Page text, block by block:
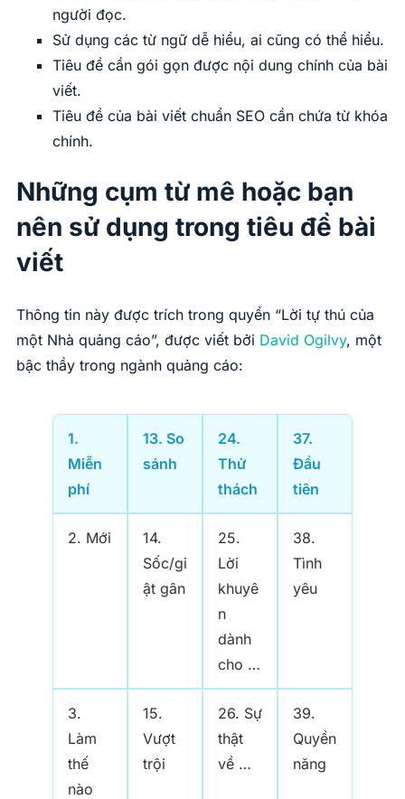
người đọc.
Sử dụng các từ ngữ dễ hiểu, ai cũng có thể hiểu.
Tiêu đề cần gói gọn được nội dung chính của bài
viết.
Tiêu đề của bài viết chuẩn SEO cần chứa từ khóa
chính.
Những cụm từ mê hoặc bạn
nên sử dụng trong tiêu đề bài
viết
Thông tin này được trích trong quyển “Lời tự thú của
một Nhà quảng cáo”, được viết bởi David Ogilvy, một
bậc thầy trong ngành quảng cáo:
1.
Miễn
phí
13. So
sánh
24.
Thử
thách
37.
Đầu
tiên
2. Mới
14.
Sốc/gi
ật gân
25.
Lời
khuyê
n
dành
cho …
38.
Tình
yêu
3.
Làm
thế
nào
15.
Vượt
trội
26. Sự
thật
về …
39.
Quyền
năng